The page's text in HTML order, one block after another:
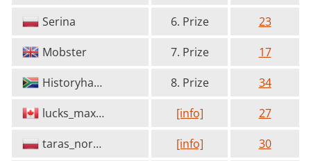
Serina
6. Prize
23
Mobster
7. Prize
17
Historyhaven
8. Prize
34
lucks_maximus
[info]
27
taras_normas
[info]
30